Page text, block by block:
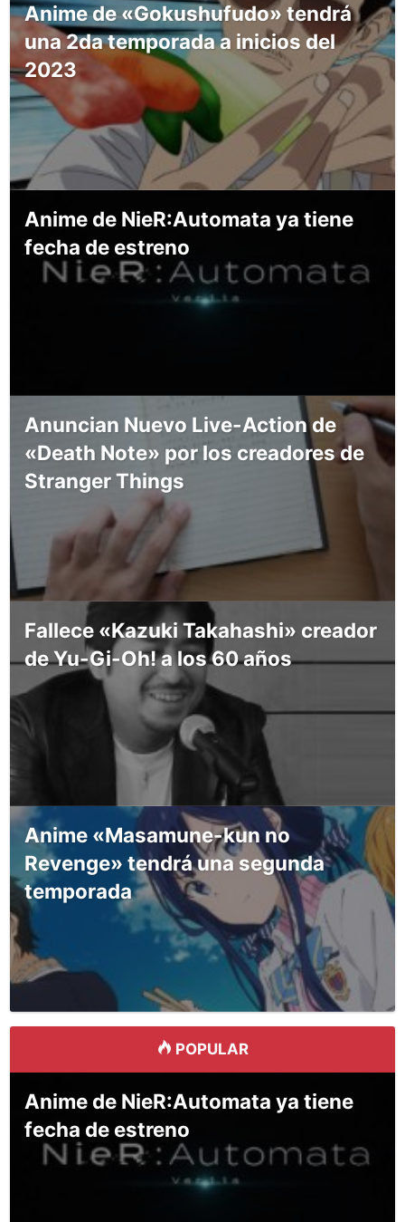
Anime de «Gokushufudo» tendrá
una 2da temporada a inicios del
2023
Anime de NieR:Automata ya tiene
fecha de estreno
Anuncian Nuevo Live-Action de
«Death Note» por los creadores de
Stranger Things
Fallece «Kazuki Takahashi» creador
de Yu-Gi-Oh! a los 60 años
Anime «Masamune-kun no
Revenge» tendrá una segunda
temporada
POPULAR
Anime de NieR:Automata ya tiene
fecha de estreno